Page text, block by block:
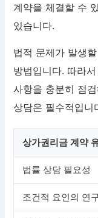
계약을 체결할 수
있습니다.
법적 문제가 발생
방법입니다. 따라
사항을 충분히 점
상담은 필수적입니
상가권리금 계약
법률 상담 필요성
조건적 요인의 연